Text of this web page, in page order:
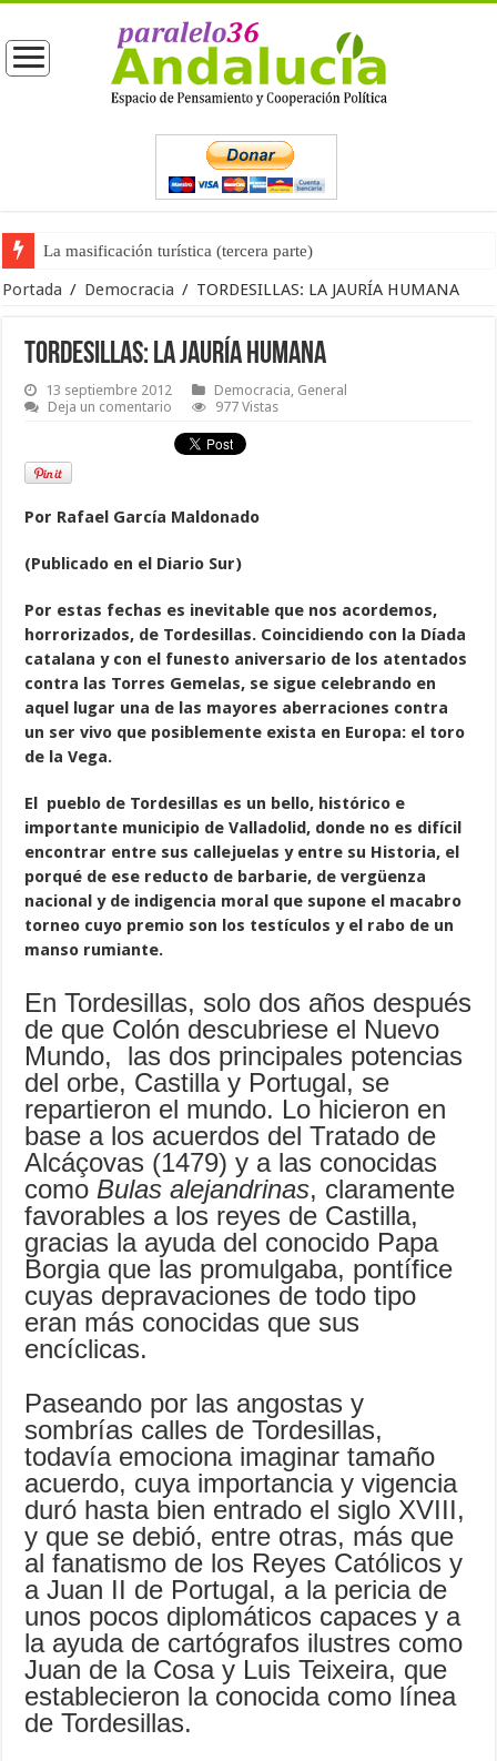
La masificación turística (tercera parte)
La opinión pública ante las próximas elecciones generales
Portada / Democracia / TORDESILLAS: LA JAURÍA HUMANA
TORDESILLAS: LA JAURÍA HUMANA
13 septiembre 2012 Democracia, General
Deja un comentario
977 Vistas
Por Rafael García Maldonado
(Publicado en el Diario Sur)
Por estas fechas es inevitable que nos acordemos,
horrorizados, de Tordesillas. Coincidiendo con la Díada
catalana y con el funesto aniversario de los atentados
contra las Torres Gemelas, se sigue celebrando en
aquel lugar una de las mayores aberraciones contra
un ser vivo que posiblemente exista en Europa: el toro
de la Vega.
El pueblo de Tordesillas es un bello, histórico e
importante municipio de Valladolid, donde no es difícil
encontrar entre sus callejuelas y entre su Historia, el
porqué de ese reducto de barbarie, de vergüenza
nacional y de indigencia moral que supone el macabro
torneo cuyo premio son los testículos y el rabo de un
manso rumiante.
En Tordesillas, solo dos años después
de que Colón descubriese el Nuevo
Mundo, las dos principales potencias
del orbe, Castilla y Portugal, se
repartieron el mundo. Lo hicieron en
base a los acuerdos del Tratado de
Alcáçovas (1479) y a las conocidas
como Bulas alejandrinas, claramente
favorables a los reyes de Castilla,
gracias la ayuda del conocido Papa
Borgia que las promulgaba, pontífice
cuyas depravaciones de todo tipo
eran más conocidas que sus
encíclicas.
Paseando por las angostas y
sombrías calles de Tordesillas,
todavía emociona imaginar tamaño
acuerdo, cuya importancia y vigencia
duró hasta bien entrado el siglo XVIII,
y que se debió, entre otras, más que
al fanatismo de los Reyes Católicos y
a Juan II de Portugal, a la pericia de
unos pocos diplomáticos capaces y a
la ayuda de cartógrafos ilustres como
Juan de la Cosa y Luis Teixeira, que
establecieron la conocida como línea
de Tordesillas.